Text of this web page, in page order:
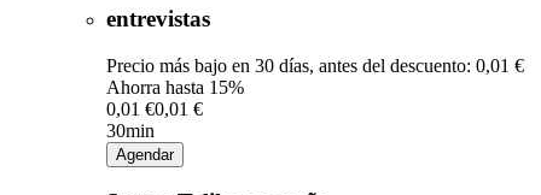
entrevistas
Precio más bajo en 30 días, antes del descuento: 0,01 €
Ahorra hasta 15%
0,01 €0,01 €
30min
Agendar